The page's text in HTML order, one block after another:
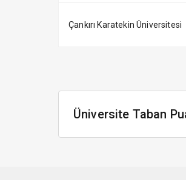
Çankırı Karatekin Üniversitesi
Üniversite Taban